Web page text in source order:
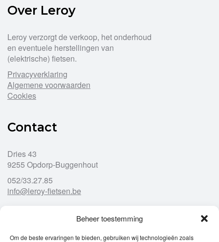
Beheer toestemming
Om de beste ervaringen te bieden, gebruiken wij technologieën zoals
Over Leroy
Leroy verzorgt de verkoop, het onderhoud
en eventuele herstellingen van
(elektrische) fietsen.
Privacyverklaring
Algemene voorwaarden
Cookies
Contact
Dries 43
9255 Opdorp-Buggenhout
052/33.27.85
info@leroy-fietsen.be
Openingsuren